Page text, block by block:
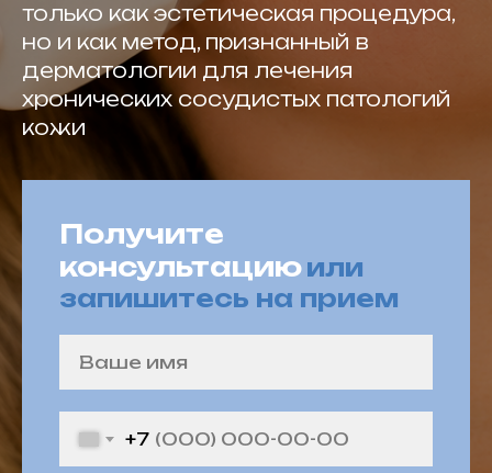
только как эстетическая процедура,
но и как метод, признанный в
дерматологии для лечения
хронических сосудистых патологий
кожи
Получите
консультациюили
запишитесь на прием
+7